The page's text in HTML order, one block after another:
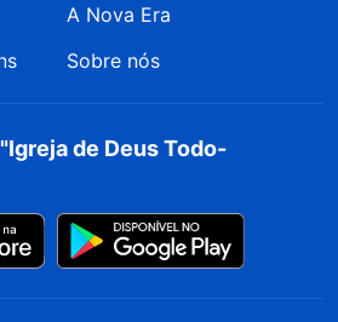
A Nova Era
Sobre nós
de Deus Todo-